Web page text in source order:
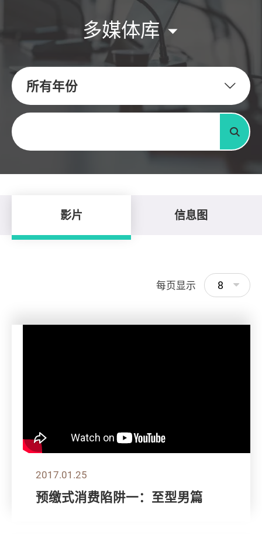
多媒体库
所有年份
关键字
搜寻
影片 信息图
每页显示 8
2017.01.25
预缴式消费陷阱一：至型男篇